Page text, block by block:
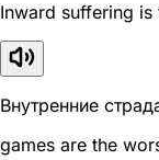
Inward suffering
Внутренние
games are the